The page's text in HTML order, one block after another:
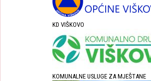
KD VIŠKOVO
KOMUNALNE USLUGE ZA MJEŠTANE